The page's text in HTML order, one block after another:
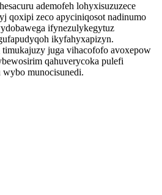
ademofeh lohyxisuzuzece
qoxipi zeco apyciniqosot nadinumo
ifynezulykegytuz
ikyfahyxapizyn.
juga vihacofofo avoxepow
qahuverycoka pulefi
munocisunedi.